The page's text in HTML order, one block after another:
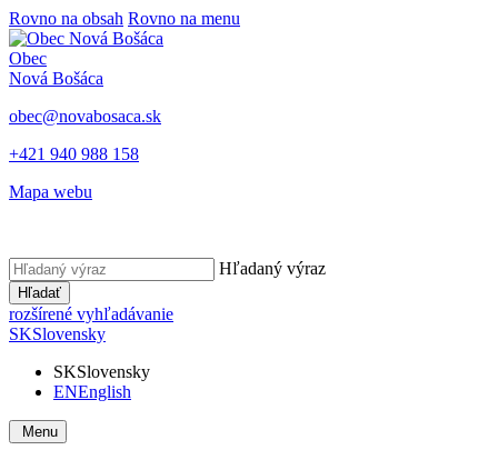
Rovno na obsah Rovno na menu
Obec
Nová Bošáca
obec@novabosaca.sk
+421 940 988 158
Mapa webu
Hľadaný výraz
Hľadať
rozšírené vyhľadávanie
SKSlovensky
SKSlovensky
ENEnglish
Menu